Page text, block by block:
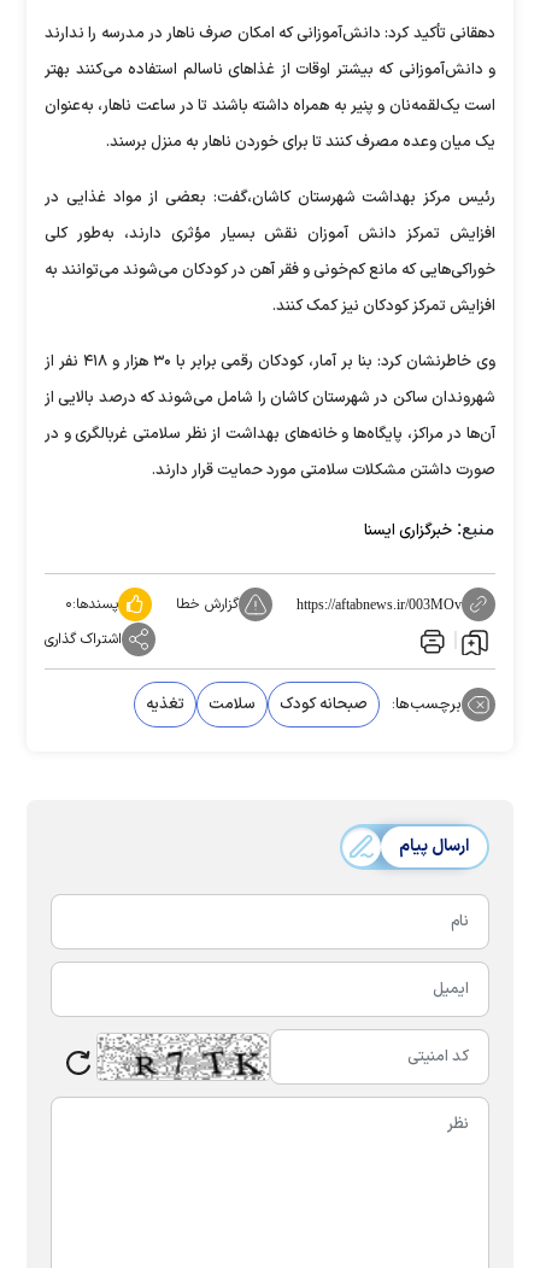
دهقانی تأکید کرد: دانش‌آموزانی که امکان صرف ناهار در مدرسه را ندارند
و دانش‌آموزانی که بیشتر اوقات از غذاهای ناسالم استفاده می‌کنند بهتر
است یک‌لقمه‌نان و پنیر به همراه داشته باشند تا در ساعت ناهار، به‌عنوان
یک میان وعده مصرف کنند تا برای خوردن ناهار به منزل برسند.
رئیس مرکز بهداشت شهرستان کاشان،گفت: بعضی از مواد غذایی در
افزایش تمرکز دانش آموزان نقش بسیار مؤثری دارند، به‌طور کلی
خوراکی‌هایی که مانع کم‌خونی و فقر آهن در کودکان می‌شوند می‌توانند به
افزایش تمرکز کودکان نیز کمک کنند.
وی خاطرنشان کرد: بنا بر آمار، کودکان رقمی برابر با ۳۰ هزار و ۴۱۸ نفر از
شهروندان ساکن در شهرستان کاشان را شامل می‌شوند که درصد بالایی از
آن‌ها در مراکز، پایگاه‌ها و خانه‌های بهداشت از نظر سلامتی غربالگری و در
صورت داشتن مشکلات سلامتی مورد حمایت قرار دارند.
منبع: خبرگزاری ایسنا
https://aftabnews.ir/003MOv گزارش خطا پسندها:۰
اشتراک گذاری
برچسب‌ها: صبحانه کودک سلامت تغذیه
ارسال پیام